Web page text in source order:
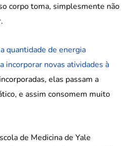
corpo toma, simplesmente não
quantidade de energia
incorporar novas atividades à
elas passam a
e assim consomem muito
de Medicina de Yale